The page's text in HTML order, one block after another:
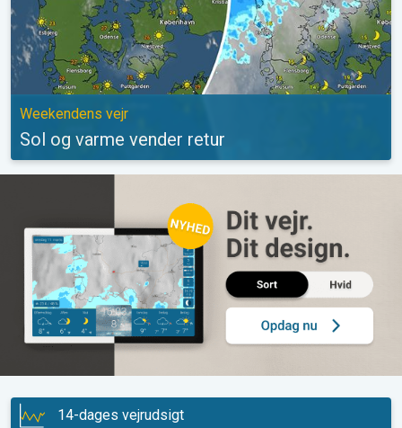
Weekendens vejr
Sol og varme vender retur
14-dages vejrudsigt